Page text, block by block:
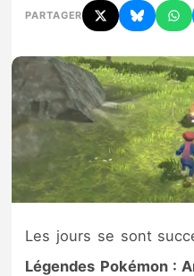
Mises à jour
Chiffres de
Rumeurs
Nintendo Direct
Tests et previews
Tests de jeux
PARTAGER
Les jours se sont
Légendes Pokémon :